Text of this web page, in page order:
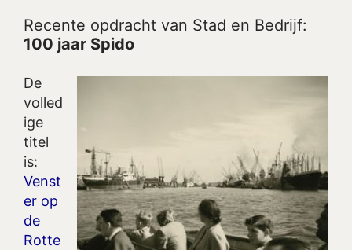
Recente opdracht van Stad en Bedrijf:
100 jaar Spido
De
volled
ige
titel
is:
Venst
er op
de
Rotte